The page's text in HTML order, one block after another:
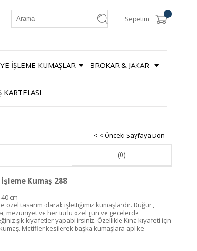
Sepetim
İŞLEME KUMAŞLAR BROKAR & JAKAR
KARTELASI
< < Önceki Sayfaya Dön
(0)
Kumaş 288
cm
özel tasarım olarak işlettiğimiz kumaşlardır. Düğün,
mezuniyet ve her türlü özel gün ve gecelerde
şık kıyafetler yapabilirsiniz. Özellikle Kına kıyafeti için
Motifler kesilerek başka kumaşlara aplike